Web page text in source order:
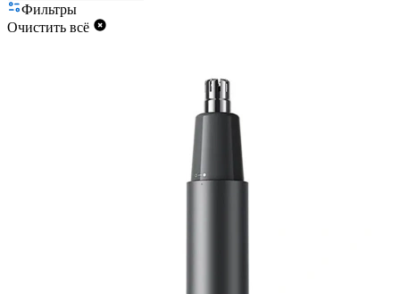
Фильтры
Очистить всё